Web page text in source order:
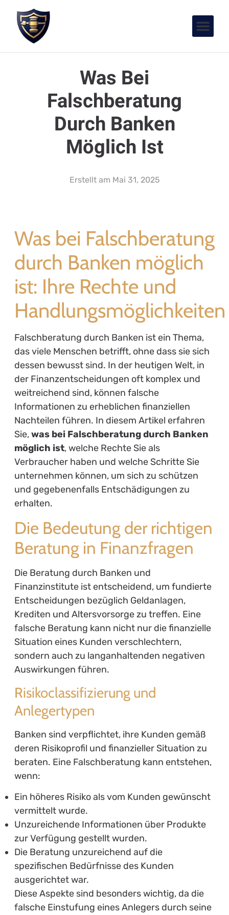
Was Bei
Falschberatung
Durch Banken
Möglich Ist
Erstellt am Mai 31, 2025
Was bei Falschberatung
durch Banken möglich
ist: Ihre Rechte und
Handlungsmöglichkeiten
Falschberatung durch Banken ist ein Thema,
das viele Menschen betrifft, ohne dass sie sich
dessen bewusst sind. In der heutigen Welt, in
der Finanzentscheidungen oft komplex und
weitreichend sind, können falsche
Informationen zu erheblichen finanziellen
Nachteilen führen. In diesem Artikel erfahren
Sie,was bei Falschberatung durch Banken
möglich ist, welche Rechte Sie als
Verbraucher haben und welche Schritte Sie
unternehmen können, um sich zu schützen
und gegebenenfalls Entschädigungen zu
erhalten.
Die Bedeutung der richtigen
Beratung in Finanzfragen
Die Beratung durch Banken und
Finanzinstitute ist entscheidend, um fundierte
Entscheidungen bezüglich Geldanlagen,
Krediten und Altersvorsorge zu treffen. Eine
falsche Beratung kann nicht nur die finanzielle
Situation eines Kunden verschlechtern,
sondern auch zu langanhaltenden negativen
Auswirkungen führen.
Risikoclassifizierung und
Anlegertypen
Banken sind verpflichtet, ihre Kunden gemäß
deren Risikoprofil und finanzieller Situation zu
beraten. Eine Falschberatung kann entstehen,
wenn:
Ein höheres Risiko als vom Kunden gewünscht
vermittelt wurde.
Unzureichende Informationen über Produkte
zur Verfügung gestellt wurden.
Die Beratung unzureichend auf die
spezifischen Bedürfnisse des Kunden
ausgerichtet war.
Diese Aspekte sind besonders wichtig, da die
falsche Einstufung eines Anlegers durch seine